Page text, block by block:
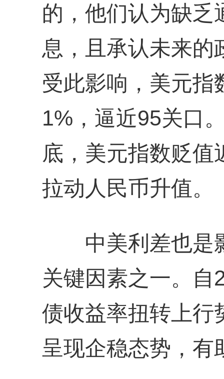
的，他们认为缺乏
息，且承认未来的
受此影响，美元指
1%，逼近95关口
底，美元指数贬值
拉动人民币升值。
中美利差也是
关键因素之一。自
债收益率扭转上行
呈现企稳态势，有